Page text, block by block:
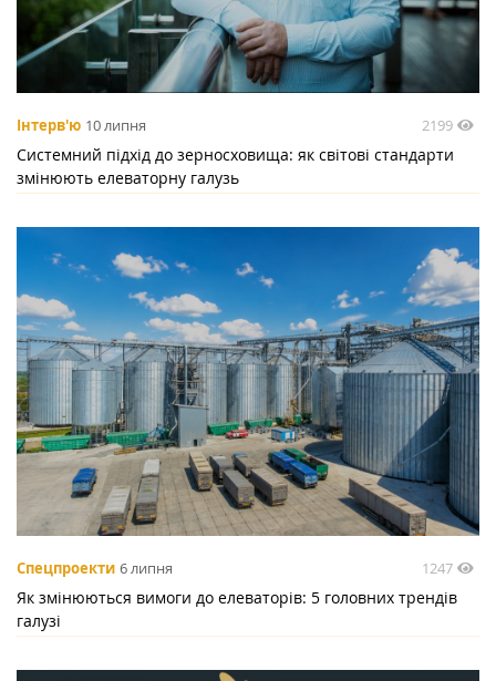
Інтерв'ю 10 липня 2199
Системний підхід до зерносховища: як світові стандарти
змінюють елеваторну галузь
Спецпроекти 6 липня 1247
Як змінюються вимоги до елеваторів: 5 головних трендів
галузі